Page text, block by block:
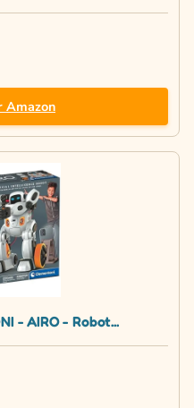
Amazon
- AIRO - Robot...